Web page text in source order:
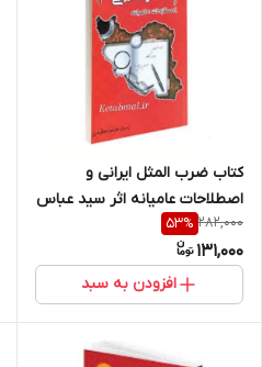
کتاب ضرب المثل ایرانی و
اصطلاحات عامیانه اثر سید عباس
عظیمی انتشارات تیموری
282,000
53%
131,000
افزودن به سبد